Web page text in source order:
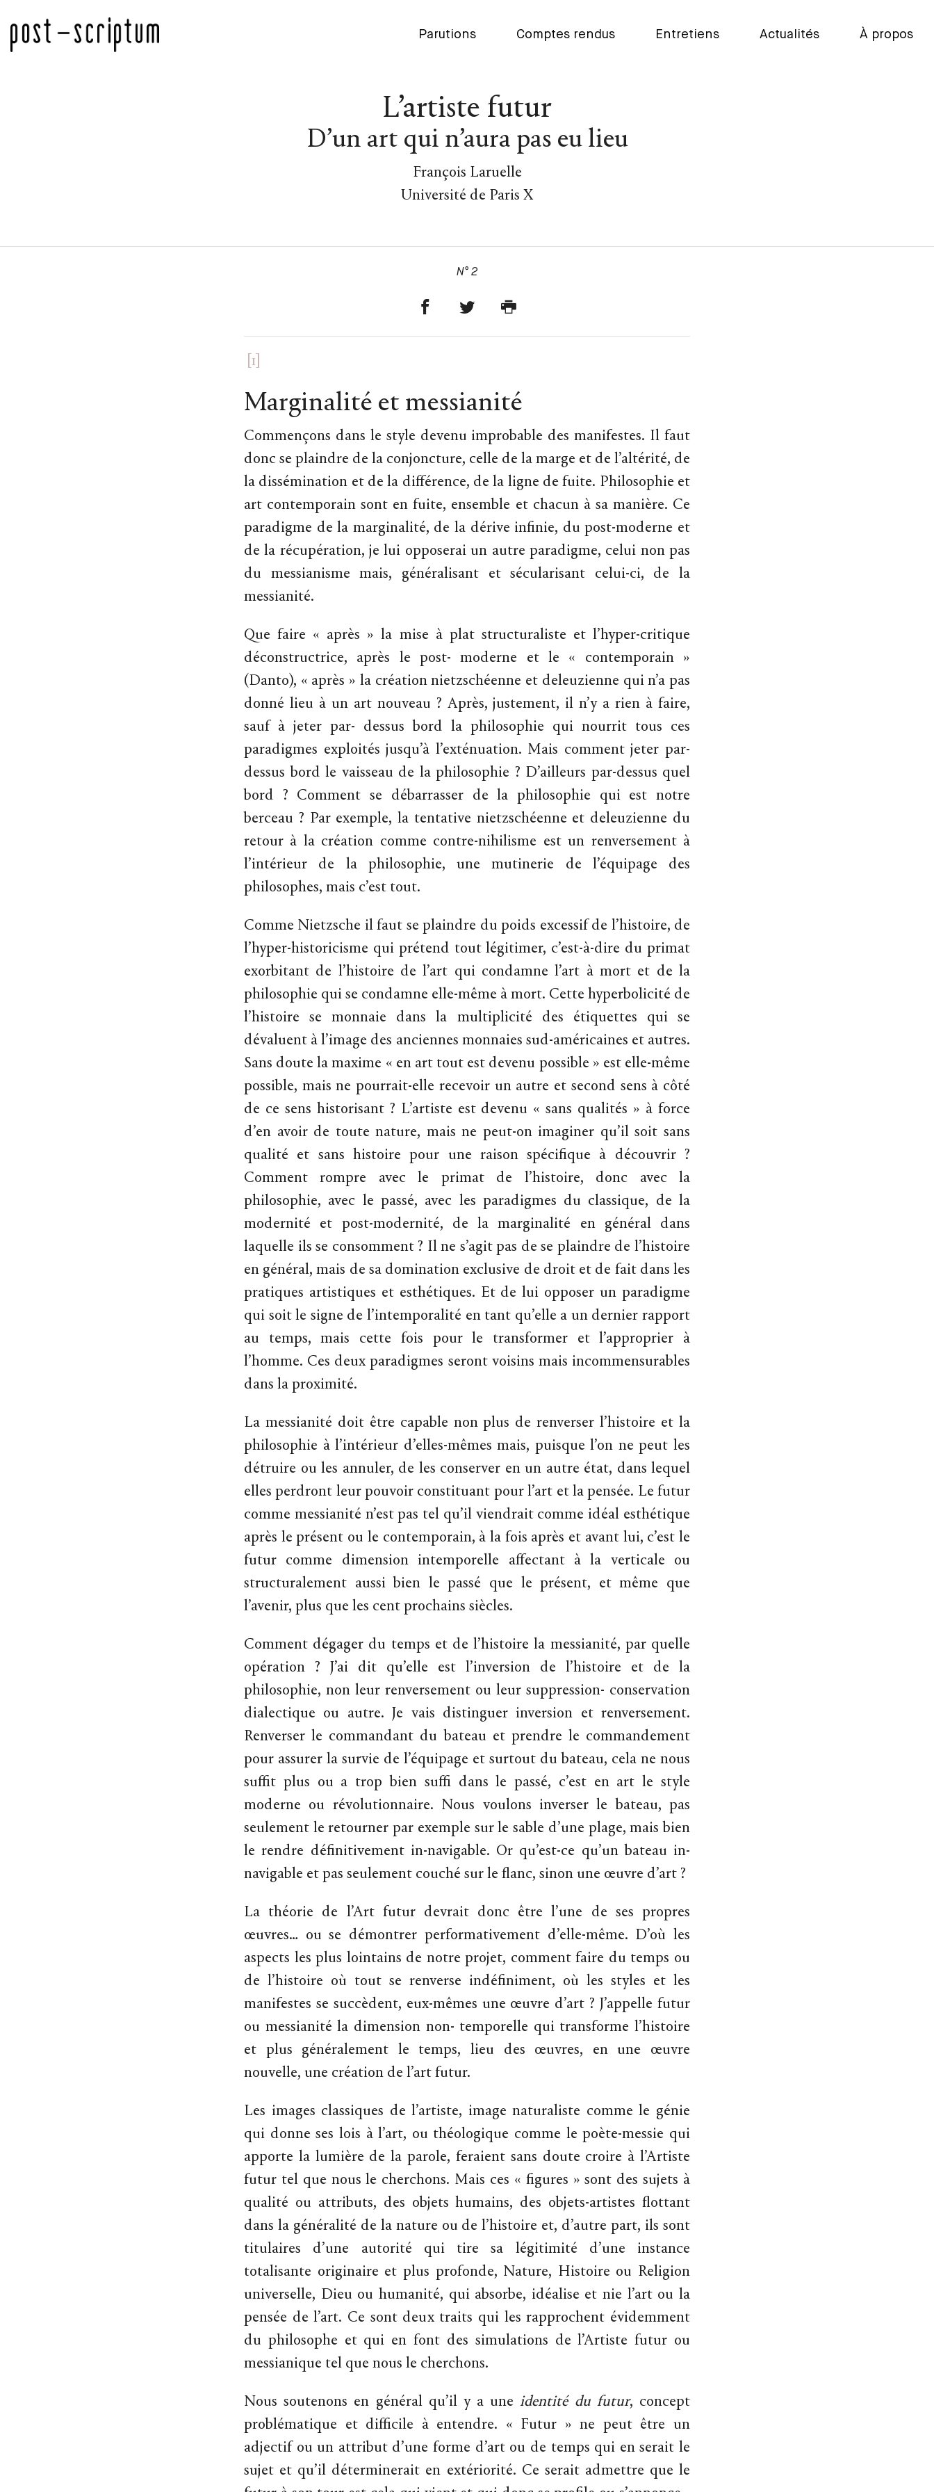
Parutions Comptes rendus Entretiens Actualités À propos
L’artiste futur
D’un art qui n’aura pas eu lieu
François Laruelle
Université de Paris X
N° 2
[1]
Marginalité et messianité
Commençons dans le style devenu improbable des manifestes. Il faut
donc se plaindre de la conjoncture, celle de la marge et de l’altérité, de
la dissémination et de la différence, de la ligne de fuite. Philosophie et
art contemporain sont en fuite, ensemble et chacun à sa manière. Ce
paradigme de la marginalité, de la dérive infinie, du post-moderne et
de la récupération, je lui opposerai un autre paradigme, celui non pas
du messianisme mais, généralisant et sécularisant celui-ci, de la
messianité.
Que faire « après » la mise à plat structuraliste et l’hyper-critique
déconstructrice, après le post- moderne et le « contemporain »
(Danto), « après » la création nietzschéenne et deleuzienne qui n’a pas
donné lieu à un art nouveau ? Après, justement, il n’y a rien à faire,
sauf à jeter par- dessus bord la philosophie qui nourrit tous ces
paradigmes exploités jusqu’à l’exténuation. Mais comment jeter par-
dessus bord le vaisseau de la philosophie ? D’ailleurs par-dessus quel
bord ? Comment se débarrasser de la philosophie qui est notre
berceau ? Par exemple, la tentative nietzschéenne et deleuzienne du
retour à la création comme contre-nihilisme est un renversement à
l’intérieur de la philosophie, une mutinerie de l’équipage des
philosophes, mais c’est tout.
Comme Nietzsche il faut se plaindre du poids excessif de l’histoire, de
l’hyper-historicisme qui prétend tout légitimer, c’est-à-dire du primat
exorbitant de l’histoire de l’art qui condamne l’art à mort et de la
philosophie qui se condamne elle-même à mort. Cette hyperbolicité de
l’histoire se monnaie dans la multiplicité des étiquettes qui se
dévaluent à l’image des anciennes monnaies sud-américaines et autres.
Sans doute la maxime « en art tout est devenu possible » est elle-même
possible, mais ne pourrait-elle recevoir un autre et second sens à côté
de ce sens historisant ? L’artiste est devenu « sans qualités » à force
d’en avoir de toute nature, mais ne peut-on imaginer qu’il soit sans
qualité et sans histoire pour une raison spécifique à découvrir ?
Comment rompre avec le primat de l’histoire, donc avec la
philosophie, avec le passé, avec les paradigmes du classique, de la
modernité et post-modernité, de la marginalité en général dans
laquelle ils se consomment ? Il ne s’agit pas de se plaindre de l’histoire
en général, mais de sa domination exclusive de droit et de fait dans les
pratiques artistiques et esthétiques. Et de lui opposer un paradigme
qui soit le signe de l’intemporalité en tant qu’elle a un dernier rapport
au temps, mais cette fois pour le transformer et l’approprier à
l’homme. Ces deux paradigmes seront voisins mais incommensurables
dans la proximité.
La messianité doit être capable non plus de renverser l’histoire et la
philosophie à l’intérieur d’elles-mêmes mais, puisque l’on ne peut les
détruire ou les annuler, de les conserver en un autre état, dans lequel
elles perdront leur pouvoir constituant pour l’art et la pensée. Le futur
comme messianité n’est pas tel qu’il viendrait comme idéal esthétique
après le présent ou le contemporain, à la fois après et avant lui, c’est le
futur comme dimension intemporelle affectant à la verticale ou
structuralement aussi bien le passé que le présent, et même que
l’avenir, plus que les cent prochains siècles.
Comment dégager du temps et de l’histoire la messianité, par quelle
opération ? J’ai dit qu’elle est l’inversion de l’histoire et de la
philosophie, non leur renversement ou leur suppression- conservation
dialectique ou autre. Je vais distinguer inversion et renversement.
Renverser le commandant du bateau et prendre le commandement
pour assurer la survie de l’équipage et surtout du bateau, cela ne nous
suffit plus ou a trop bien suffi dans le passé, c’est en art le style
moderne ou révolutionnaire. Nous voulons inverser le bateau, pas
seulement le retourner par exemple sur le sable d’une plage, mais bien
le rendre définitivement in-navigable. Or qu’est-ce qu’un bateau in-
navigable et pas seulement couché sur le flanc, sinon une œuvre d’art ?
La théorie de l’Art futur devrait donc être l’une de ses propres
œuvres… ou se démontrer performativement d’elle-même. D’où les
aspects les plus lointains de notre projet, comment faire du temps ou
de l’histoire où tout se renverse indéfiniment, où les styles et les
manifestes se succèdent, eux-mêmes une œuvre d’art ? J’appelle futur
ou messianité la dimension non- temporelle qui transforme l’histoire
et plus généralement le temps, lieu des œuvres, en une œuvre
nouvelle, une création de l’art futur.
Les images classiques de l’artiste, image naturaliste comme le génie
qui donne ses lois à l’art, ou théologique comme le poète-messie qui
apporte la lumière de la parole, feraient sans doute croire à l’Artiste
futur tel que nous le cherchons. Mais ces « figures » sont des sujets à
qualité ou attributs, des objets humains, des objets-artistes flottant
dans la généralité de la nature ou de l’histoire et, d’autre part, ils sont
titulaires d’une autorité qui tire sa légitimité d’une instance
totalisante originaire et plus profonde, Nature, Histoire ou Religion
universelle, Dieu ou humanité, qui absorbe, idéalise et nie l’art ou la
pensée de l’art. Ce sont deux traits qui les rapprochent évidemment
du philosophe et qui en font des simulations de l’Artiste futur ou
messianique tel que nous le cherchons.
Nous soutenons en général qu’il y a uneidentité du futur, concept
problématique et difficile à entendre. « Futur » ne peut être un
adjectif ou un attribut d’une forme d’art ou de temps qui en serait le
sujet et qu’il déterminerait en extériorité. Ce serait admettre que le